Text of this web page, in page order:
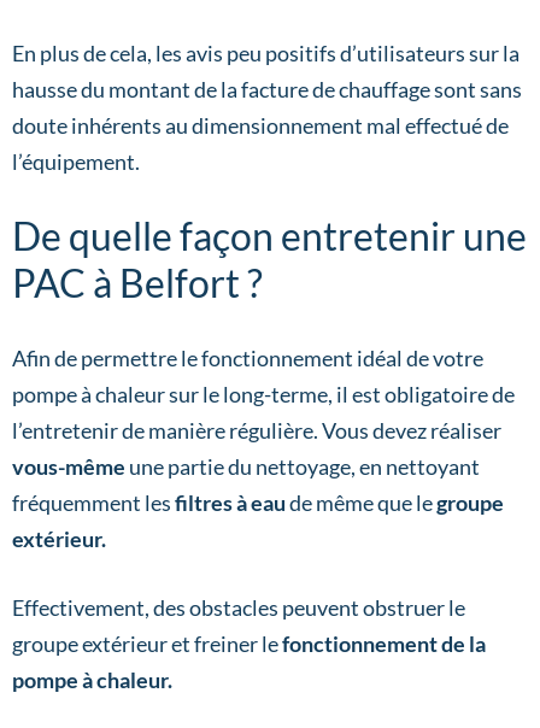
En plus de cela, les avis peu positifs d’utilisateurs sur la
hausse du montant de la facture de chauffage sont sans
doute inhérents au dimensionnement mal effectué de
l’équipement.
De quelle façon entretenir une
PAC à Belfort ?
Afin de permettre le fonctionnement idéal de votre
pompe à chaleur sur le long-terme, il est obligatoire de
l’entretenir de manière régulière. Vous devez réaliser
vous-même une partie du nettoyage, en nettoyant
fréquemment lesfiltres à eaude même que legroupe
extérieur.
Effectivement, des obstacles peuvent obstruer le
groupe extérieur et freiner lefonctionnement de la
pompe à chaleur.